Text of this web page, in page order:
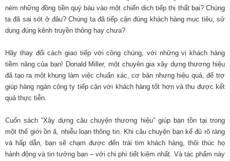
ném những đồng tiền quý báu vào một chiến dịch tiếp thị thất bại? Chúng
ta đã sai sót ở đâu? Chúng ta đã tiếp cận đúng khách hàng mục tiêu, sử
dụng đúng kênh truyền thông hay chưa?
Hãy thay đổi cách giao tiếp với công chúng, với những vị khách hàng
tiềm năng của bạn! Donald Miller, một chuyên gia xây dựng thương hiệu
đã tạo ra một khung làm việc chuẩn xác, cơ bản nhưng hiệu quả, để trợ
giúp hàng ngàn công ty tiếp cận với khách hàng tốt hơn và thu được kết
quả thực tiễn.
Cuốn sách “Xây dựng câu chuyện thương hiệu” giúp bạn tồn tại trong
một thế giới ồn ã, nhiễu loạn thông tin. Khi câu chuyện bạn kể đủ rõ ràng
và hấp dẫn, bạn sẽ chạm được đến trái tim khách hàng, thôi thúc họ
hành động và tin tưởng bạn – với chi phí tiết kiệm nhất. Và tác phẩm này